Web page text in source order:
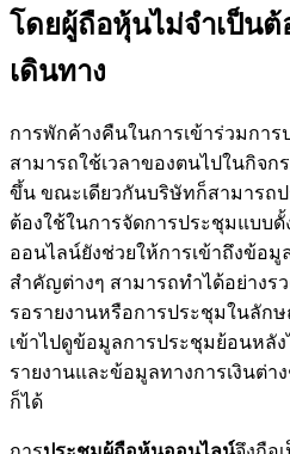
โดยผู้ถือหุ้นไม่จำเป็นต้
เดินทาง
การพักค้างคืนในการเข้าร่วมการ
สามารถใช้เวลาของตนไปในกิจ
ขึ้น ขณะเดียวกันบริษัทก็สามารถ
ต้องใช้ในการจัดการประชุมแบบ
ออนไลน์ยังช่วยให้การเข้าถึงข้อมู
สำคัญต่างๆ สามารถทำได้อย่างร
รอรายงานหรือการประชุมในลัก
เข้าไปดูข้อมูลการประชุมย้อนหลั
รายงานและข้อมูลทางการเงินต่า
ก็ได้